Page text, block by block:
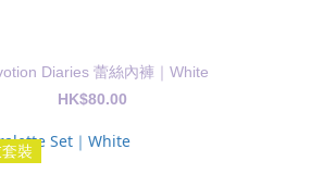
Diaries 蕾絲內褲｜White
HK$80.00
裝